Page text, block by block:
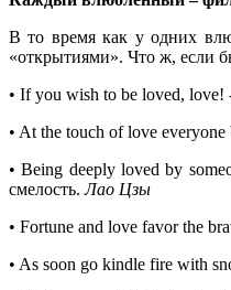
В то время как у одних
«открытиями». Что ж, если
• If you wish to be loved, love!
• At the touch of love everyone
• Being deeply loved by
смелость.Лао Цзы
• Fortune and love favor the
• As soon go kindle fire with